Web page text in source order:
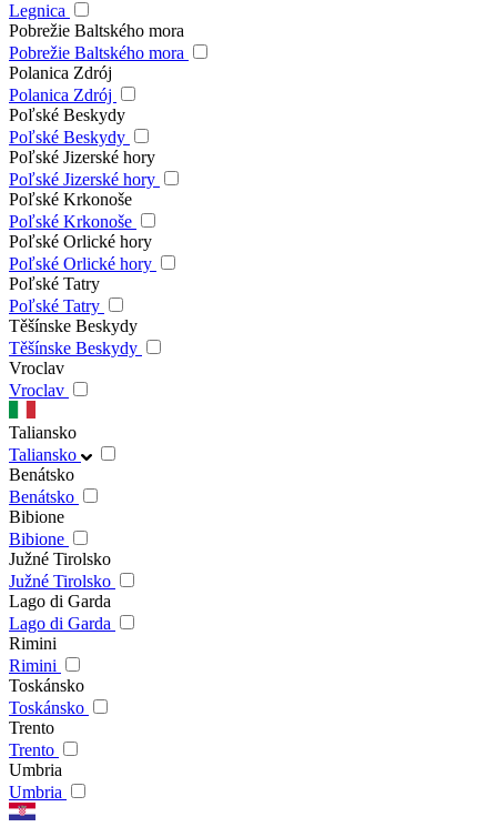
Legnica
Pobrežie Baltského mora
Pobrežie Baltského mora
Polanica Zdrój
Polanica Zdrój
Poľské Beskydy
Poľské Beskydy
Poľské Jizerské hory
Poľské Jizerské hory
Poľské Krkonoše
Poľské Krkonoše
Poľské Orlické hory
Poľské Orlické hory
Poľské Tatry
Poľské Tatry
Těšínske Beskydy
Těšínske Beskydy
Vroclav
Vroclav
Taliansko
Taliansko
Benátsko
Benátsko
Bibione
Bibione
Južné Tirolsko
Južné Tirolsko
Lago di Garda
Lago di Garda
Rimini
Rimini
Toskánsko
Toskánsko
Trento
Trento
Umbria
Umbria